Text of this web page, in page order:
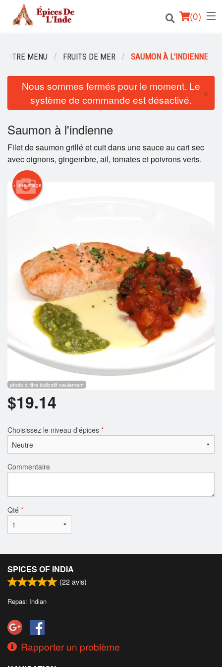
(0)
Commander en ligne
Emplacement
Connection
Inscription
Panier (0)
NOTRE MENU FRUITS DE MER SAUMON À L'INDIENNE
Nous sommes fermés pour le moment. Le
système de commande est désactivé.
×
Saumon à l'indienne
Filet de saumon grillé et cuit dans une sauce au cari sec
avec oignons, gingembre, ail, tomates et poivrons verts.
+ une image
photo à titre indicatif seulement
$19.14
Choisissez le niveau d'épices *
Commentaire
Qté *
SPICES OF INDIA
(22avis)
Repas: Indian
Rapporter un problème